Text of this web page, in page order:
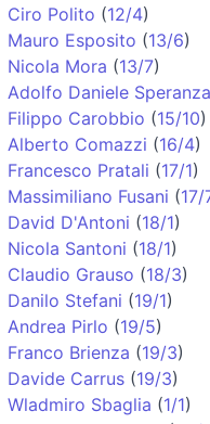
Ciro Polito (12/4)
Mauro Esposito (13/6)
Nicola Mora (13/7)
Adolfo Daniele Speranza
Filippo Carobbio (15/10)
Alberto Comazzi (16/4)
Francesco Pratali (17/1)
Massimiliano Fusani (17/
David D'Antoni (18/1)
Nicola Santoni (18/1)
Claudio Grauso (18/3)
Danilo Stefani (19/1)
Andrea Pirlo (19/5)
Franco Brienza (19/3)
Davide Carrus (19/3)
Wladmiro Sbaglia (1/1)